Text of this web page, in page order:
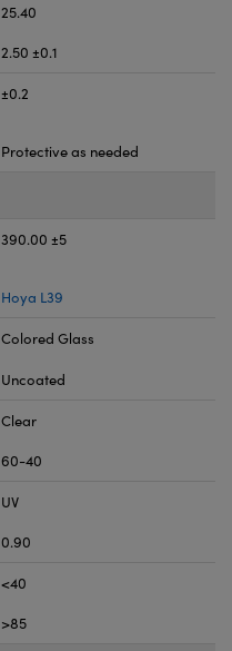
25.40
2.50 ±0.1
±0.2
Protective as needed
390.00 ±5
Hoya L39
Colored Glass
Uncoated
Clear
60-40
UV
0.90
<40
>85